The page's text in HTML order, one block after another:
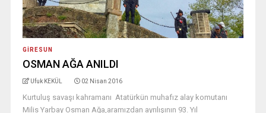
GIRESUN
OSMAN AĞA ANILDI
Ufuk KEKÜL 02 Nisan 2016
Kurtuluş savaşı kahramanı Atatürkün muhafız alay komutanı
Milis Yarbay Osman Ağa,aramızdan ayrılışının 93. Yıl